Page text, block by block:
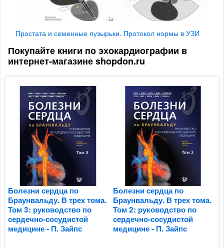
Простата и семенные пузырьки. Протокол нормы в УЗИ
Покупайте книги по эхокардиографии в
интернет-магазине shopdon.ru
Болезни сердца по
Браунвальду. В трех тома.
Том 3: руководство по
сердечно-сосудистой
медицине - П. Зайпс
Болезни сердца по
Браунвальду. В трех тома.
Том 2: руководство по
сердечно-сосудистой
медицине - П. Зайпс